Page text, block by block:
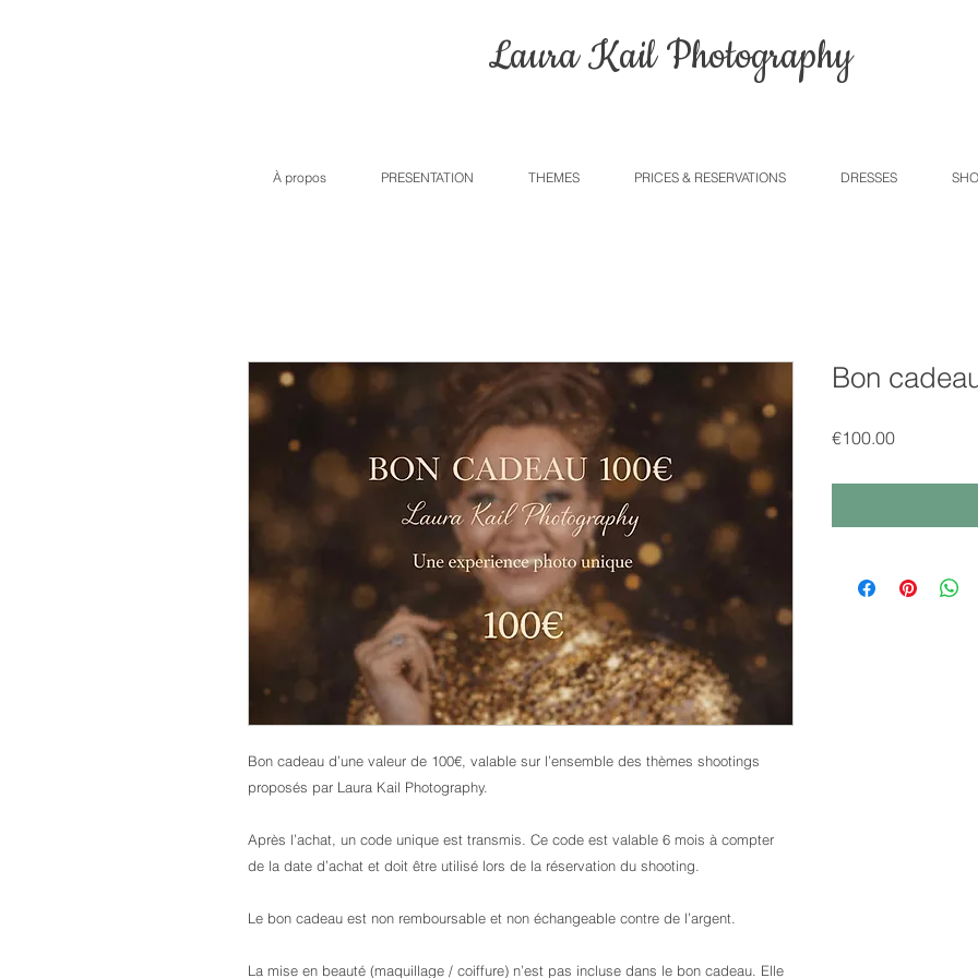
Laura Kail Photography
À propos PRESENTATION THEMES PRICES & RESERVATIONS DRESSES
Bon cadeau d’une valeur de 100€, valable sur l’ensemble des thèmes shootings
proposés par Laura Kail Photography.
Après l’achat, un code unique est transmis. Ce code est valable 6 mois à compter
de la date d’achat et doit être utilisé lors de la réservation du shooting.
Le bon cadeau est non remboursable et non échangeable contre de l’argent.
La mise en beauté (maquillage / coiffure) n’est pas incluse dans le bon cadeau. Elle
Bon
€100.00Price